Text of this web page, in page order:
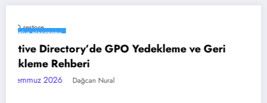
EXCHANGE SERVER
Exchange Server SE İlk CU Güncellemesi:
Yenilikler ve İpuçları
3 Temmuz 2026 Dağcan Nural